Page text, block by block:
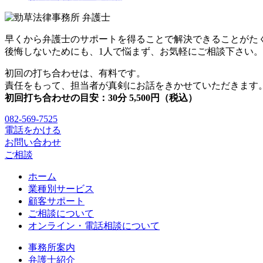
早くから弁護士のサポートを得ることで解決できることがた
後悔しないためにも、1人で悩まず、お気軽にご相談下さい。
初回の打ち合わせは、有料です。
責任をもって、担当者が真剣にお話をきかせていただきます。
初回打ち合わせの目安：30分 5,500円（税込）
082-569-7525
電話をかける
お問い合わせ
ご相談
ホーム
業種別サービス
顧客サポート
ご相談について
オンライン・電話相談について
事務所案内
弁護士紹介